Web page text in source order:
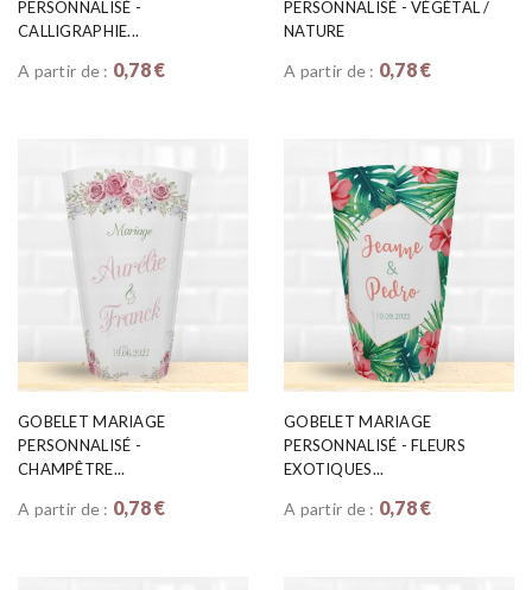
PERSONNALISÉ -
CALLIGRAPHIE...
A partir de : 0,78 €
PERSONNALISÉ - VÉGÉTAL /
NATURE
A partir de : 0,78 €
GOBELET MARIAGE
PERSONNALISÉ -
CHAMPÊTRE...
A partir de : 0,78 €
GOBELET MARIAGE
PERSONNALISÉ - FLEURS
EXOTIQUES...
A partir de : 0,78 €